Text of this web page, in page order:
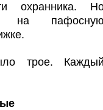
охранника.
на
трое.